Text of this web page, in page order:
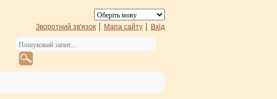
Зворотний зв'язок Мапа сайту Вхід